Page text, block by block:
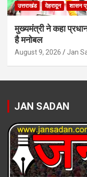
उत्तराखंड देहरादून शासन
मुख्यमंत्री ने कहा
है मनोबल
August 9, 2026 Jan
JAN SADAN